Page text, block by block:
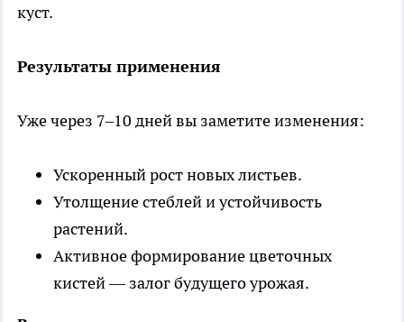
куст.
Результаты применения
Уже через 7–10 дней вы заметите изменения:
Ускоренный рост новых листьев.
Утолщение стеблей и устойчивость
растений.
Активное формирование цветочных
кистей — залог будущего урожая.